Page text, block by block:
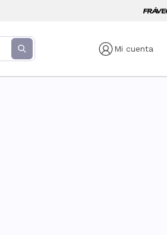
Mi cuenta